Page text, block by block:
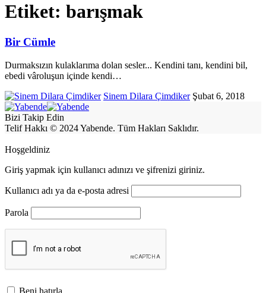
Etiket: barışmak
Bir Cümle
Durmaksızın kulaklarıma dolan sesler... Kendini tanı, kendini bil,
ebedi vâroluşun içinde kendi…
Sinem Dilara Çimdiker Şubat 6, 2018
Bizi Takip Edin
Telif Hakkı © 2024 Yabende. Tüm Hakları Saklıdır.
Hoşgeldiniz
Giriş yapmak için kullanıcı adınızı ve şifrenizi giriniz.
Kullanıcı adı ya da e-posta adresi
Parola
Beni hatırla